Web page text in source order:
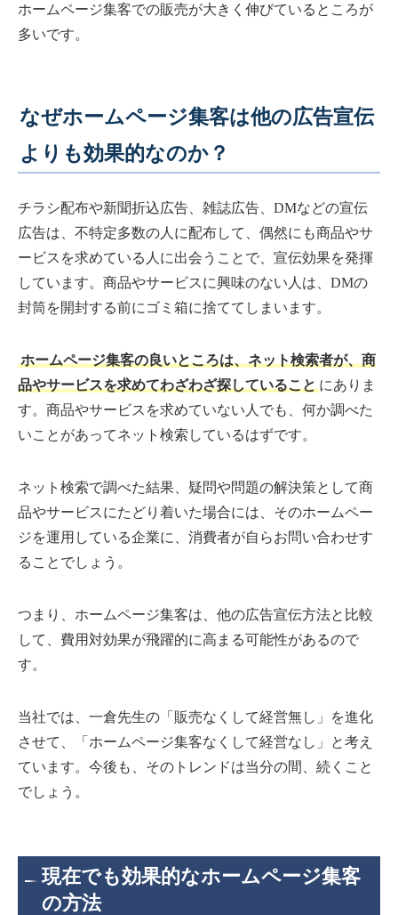
ホームページ集客での販売が大きく伸びているところが
多いです。
なぜホームページ集客は他の広告宣伝
よりも効果的なのか？
チラシ配布や新聞折込広告、雑誌広告、DMなどの宣伝
広告は、不特定多数の人に配布して、偶然にも商品やサ
ービスを求めている人に出会うことで、宣伝効果を発揮
しています。商品やサービスに興味のない人は、DMの
封筒を開封する前にゴミ箱に捨ててしまいます。
ホームページ集客の良いところは、ネット検索者が、商
品やサービスを求めてわざわざ探していること にありま
す。商品やサービスを求めていない人でも、何か調べた
いことがあってネット検索しているはずです。
ネット検索で調べた結果、疑問や問題の解決策として商
品やサービスにたどり着いた場合には、そのホームペー
ジを運用している企業に、消費者が自らお問い合わせす
ることでしょう。
つまり、ホームページ集客は、他の広告宣伝方法と比較
して、費用対効果が飛躍的に高まる可能性があるので
す。
当社では、一倉先生の「販売なくして経営無し」を進化
させて、「ホームページ集客なくして経営なし」と考え
ています。今後も、そのトレンドは当分の間、続くこと
でしょう。
現在でも効果的なホームページ集客
の方法